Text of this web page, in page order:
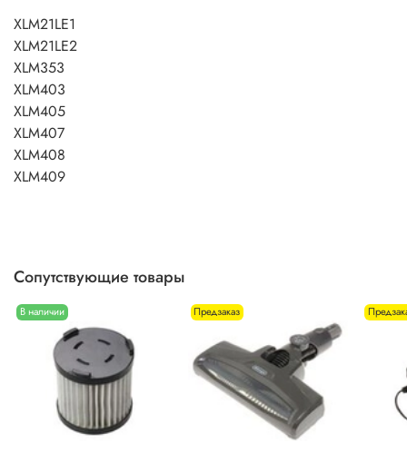
XLM21LE1
XLM21LE2
XLM353
XLM403
XLM405
XLM407
XLM408
XLM409
Сопутствующие товары
В наличии Предзаказ